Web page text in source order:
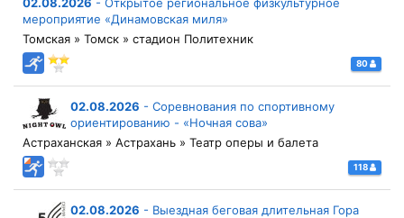
мероприятие «Динамовская миля»
Томская » Томск » стадион Политехник
80
02.08.2026 - Соревнования по спортивному
ориентированию - «Ночная сова»
Астраханская » Астрахань » Театр оперы и балета
118
02.08.2026 - Выездная беговая длительная Гора